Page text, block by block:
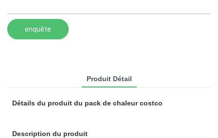
enquête
Produit Détail
Détails du produit du pack de chaleur costco
Description du produit